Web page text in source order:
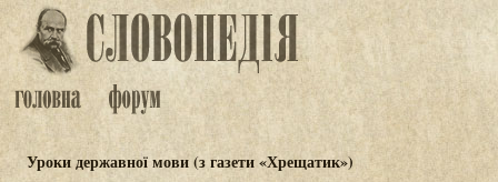
Уроки державної мови (з газети «Хрещатик»)